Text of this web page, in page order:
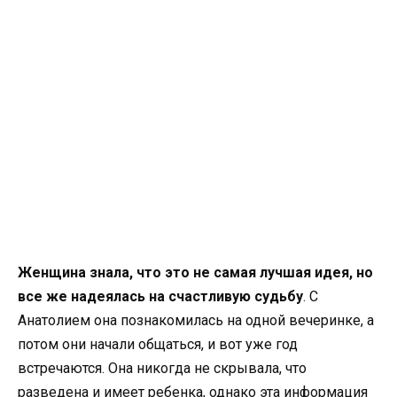
Женщина знала, что это не самая лучшая идея, но
все же надеялась на счастливую судьбу. С
Анатолием она познакомилась на одной вечеринке, а
потом они начали общаться, и вот уже год
встречаются. Она никогда не скрывала, что
разведена и имеет ребенка, однако эта информация